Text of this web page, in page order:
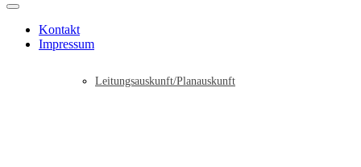
Leitungsauskunft/Planauskunft
Kontakt
Impressum